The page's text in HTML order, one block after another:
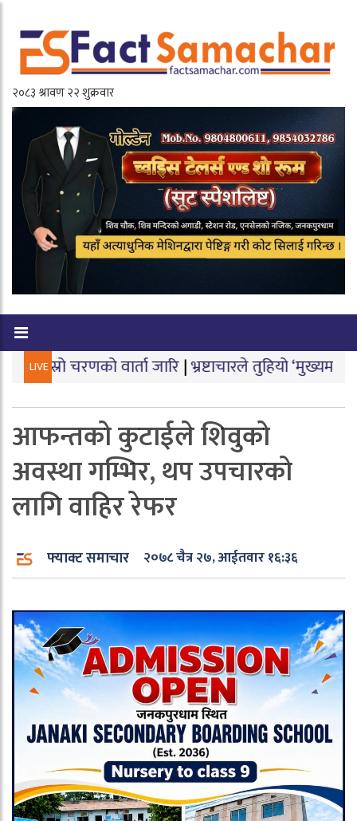
LIVE
वार्ता जारि|भ्रष्टाचारले तुहियो ‘मुख्यमन्त्री बेटी
आफन्तको कुटाईले शिवुको
अवस्था गम्भिर, थप उपचारको
लागि वाहिर रेफर
फ्याक्ट समाचार २०७८ चैत्र २७, आईतवार १६:३६